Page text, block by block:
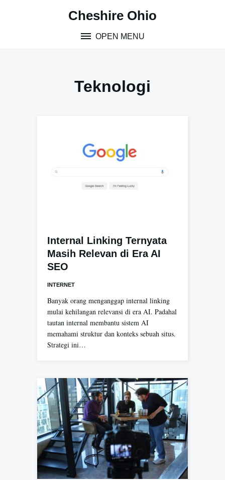
Cheshire Ohio
OPEN MENU
Teknologi
Internal Linking Ternyata
Masih Relevan di Era AI
SEO
INTERNET
Banyak orang menganggap internal linking
mulai kehilangan relevansi di era AI. Padahal
tautan internal membantu sistem AI
memahami struktur dan konteks sebuah situs.
Strategi ini…